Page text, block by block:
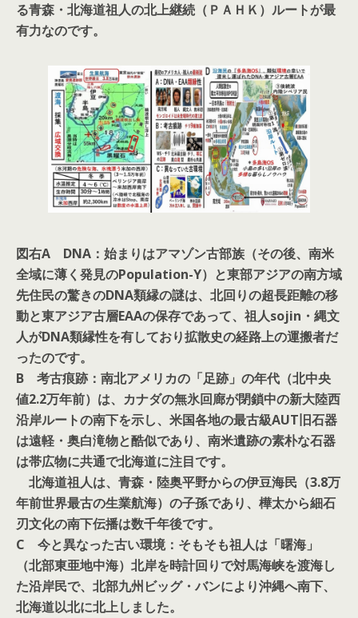
る青森・北海道祖人の北上継続（ＰＡＨＫ）ルートが最
有力なのです。
図右A DNA：始まりはアマゾン古部族（その後、南米
全域に薄く発見のPopulation-Y）と東部アジアの南方域
先住民の驚きのDNA類縁の謎は、北回りの超長距離の移
動と東アジア古層EAAの保存であって、祖人sojin・縄文
人がDNA類縁性を有しており拡散史の経路上の運搬者だ
ったのです。
B 考古痕跡：南北アメリカの「足跡」の年代（北中央
値2.2万年前）は、カナダの無氷回廊が閉鎖中の新大陸西
沿岸ルートの南下を示し、米国各地の最古級AUT旧石器
は遠軽・奥白滝物と酷似であり、南米遺跡の素朴な石器
は帯広物に共通で北海道に注目です。
北海道祖人は、青森・陸奥平野からの伊豆海民（3.8万
年前世界最古の生業航海）の子孫であり、樺太から細石
刃文化の南下伝播は数千年後です。
C 今と異なった古い環境：そもそも祖人は「曙海」
（北部東亜地中海）北岸を時計回りで対馬海峡を渡海し
た沿岸民で、北部九州ビッグ・バンにより沖縄へ南下、
北海道以北に北上しました。